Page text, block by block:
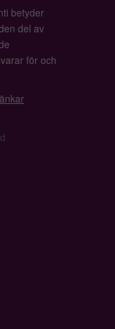
betyder
del av
för och